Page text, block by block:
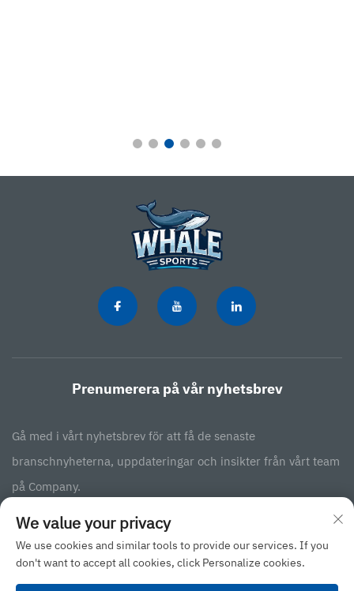
Prenumerera på vår nyhetsbrev
Gå med i vårt nyhetsbrev för att få de senaste
branschnyheterna, uppdateringar och insikter från vårt team
på Company.
Prenumerera
We value your privacy
We use cookies and similar tools to provide our services. If you
don't want to accept all cookies, click Personalize cookies.